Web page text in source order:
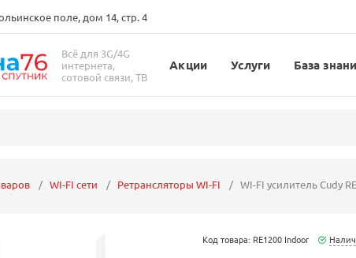
поле, дом 14, стр. 4
Всё для 3G/4G
интернета,
сотовой связи, ТВ
Акции Услуги База
WI-FI сети Ретрансляторы WI-FI WI-FI усилитель Cudy
Код товара: RE1200 Indoor